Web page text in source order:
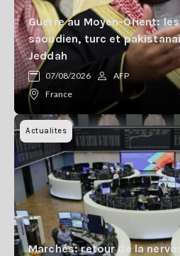
Guerre au Moyen-Orient:
saoudien, turc et
Jeddah
07/08/2026
AFP
France
Actualites
Marchés: retour de la